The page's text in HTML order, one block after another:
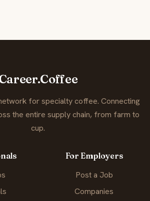
for specialty coffee. Connecting
the entire supply chain, from farm to
cup.
For Employers
Post a Job
Companies